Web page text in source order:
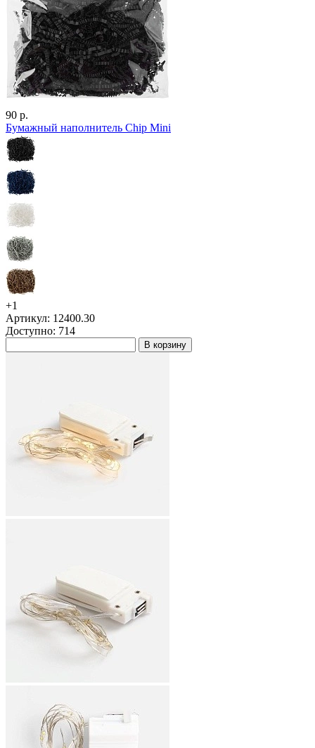
90 р.
Бумажный наполнитель Chip Mini
+1
Артикул: 12400.30
Доступно: 714
В корзину